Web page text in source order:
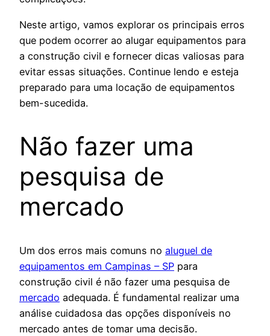
Neste artigo, vamos explorar os principais erros
que podem ocorrer ao alugar equipamentos para
a construção civil e fornecer dicas valiosas para
evitar essas situações. Continue lendo e esteja
preparado para uma locação de equipamentos
bem-sucedida.
Não fazer uma
pesquisa de
mercado
Um dos erros mais comuns no aluguel de
equipamentos em Campinas – SP para
construção civil é não fazer uma pesquisa de
mercado adequada. É fundamental realizar uma
análise cuidadosa das opções disponíveis no
mercado antes de tomar uma decisão.